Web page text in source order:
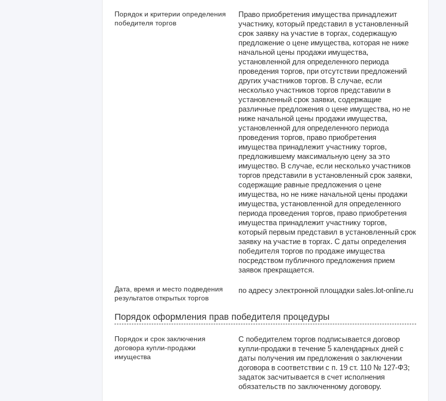
Порядок и критерии определения
победителя торгов
Право приобретения имущества принадлежит
участнику, который представил в установленный
срок заявку на участие в торгах, содержащую
предложение о цене имущества, которая не ниже
начальной цены продажи имущества,
установленной для определенного периода
проведения торгов, при отсутствии предложений
других участников торгов. В случае, если
несколько участников торгов представили в
установленный срок заявки, содержащие
различные предложения о цене имущества, но не
ниже начальной цены продажи имущества,
установленной для определенного периода
проведения торгов, право приобретения
имущества принадлежит участнику торгов,
предложившему максимальную цену за это
имущество. В случае, если несколько участников
торгов представили в установленный срок заявки,
содержащие равные предложения о цене
имущества, но не ниже начальной цены продажи
имущества, установленной для определенного
периода проведения торгов, право приобретения
имущества принадлежит участнику торгов,
который первым представил в установленный срок
заявку на участие в торгах. С даты определения
победителя торгов по продаже имущества
посредством публичного предложения прием
заявок прекращается.
Дата, время и место подведения
результатов открытых торгов
по адресу электронной площадки sales.lot-online.ru
Порядок оформления прав победителя процедуры
Порядок и срок заключения
договора купли-продажи
имущества
С победителем торгов подписывается договор
купли-продажи в течение 5 календарных дней с
даты получения им предложения о заключении
договора в соответствии с п. 19 ст. 110 № 127-ФЗ;
задаток засчитывается в счет исполнения
обязательств по заключенному договору.